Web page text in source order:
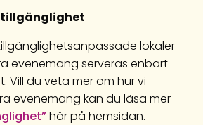
tillgänglighet
lokaler
evenemang serveras enbart
Vill du veta mer om hur vi
evenemang kan du läsa mer
här på hemsidan.